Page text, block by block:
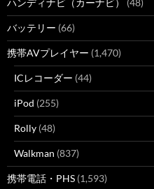
ハンディナビ（カーナビ） (48)
バッテリー (66)
携帯AVプレイヤー (1,470)
ICレコーダー (44)
iPod (255)
Rolly (48)
Walkman (837)
携帯電話・PHS (1,593)